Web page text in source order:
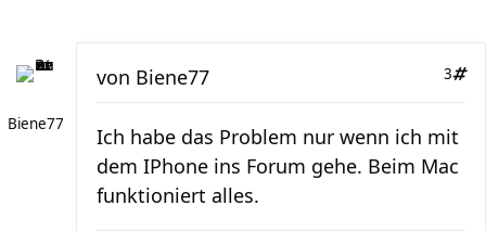
Biene77
3
von Biene77
Ich habe das Problem nur wenn ich mit
dem IPhone ins Forum gehe. Beim Mac
funktioniert alles.